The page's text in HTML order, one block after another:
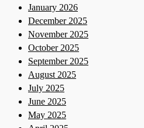
January 2026
December 2025
November 2025
October 2025
September 2025
August 2025
July 2025
June 2025
May 2025